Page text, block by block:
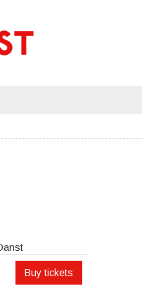
Buy tickets